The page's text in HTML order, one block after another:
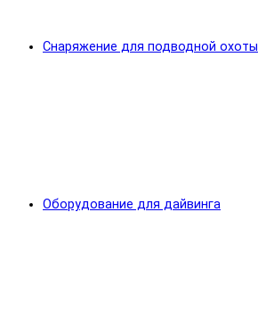
Снаряжение для подводной охоты
Оборудование для дайвинга